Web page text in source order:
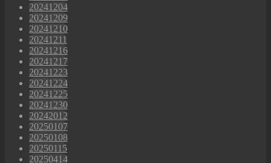
20241204
20241209
20241210
20241211
20241216
20241217
20241223
20241224
20241225
20241230
20242012
20250107
20250108
20250115
20250414